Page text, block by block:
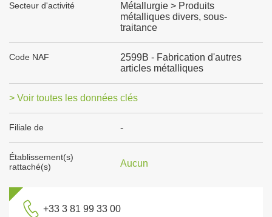
Secteur d'activité
Métallurgie > Produits
métalliques divers, sous-
traitance
Code NAF
2599B - Fabrication d'autres
articles métalliques
> Voir toutes les données clés
Filiale de -
Établissement(s)
rattaché(s)
Aucun
+33 3 81 99 33 00